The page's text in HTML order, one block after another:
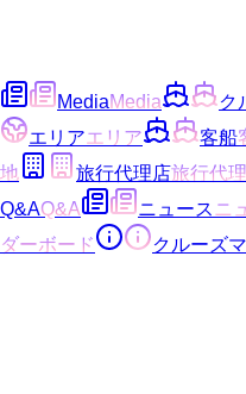
MediaMedia ク
エリアエリア 客船
地
旅行代理店旅行代
Q&AQ&A ニュースニ
ダーボード
クルーズ